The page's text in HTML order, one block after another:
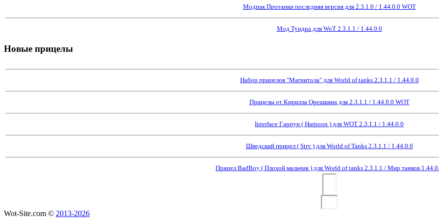
Модпак Протанки последняя версия для 2.3.1.0 / 1.44.0.0 WOT
Мод Тундра для WoT 2.3.1.1 / 1.44.0.0
Новые прицелы
Набор прицелов "Магнитола" для World of tanks 2.3.1.1 / 1.44.0.0
Прицелы от Кирилла Орешкина для 2.3.1.1 / 1.44.0.0 WOT
Interface Гарпун ( Harpoon ) для WOT 2.3.1.1 / 1.44.0.0
Шведский прицел ( Strv ) для World of Tanks 2.3.1.1 / 1.44.0.0
Прицел BadBoy ( Плохой мальчик ) для World of tanks 2.3.1.1 / Мир танков
Wot-Site.com © 2013-2026